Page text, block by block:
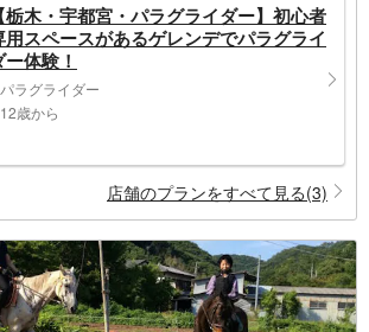
【栃木・宇都宮・パラグライダー】初心者
用スペースがあるゲレンデでパラグライ
ー体験！
パラグライダー
12歳から
店舗のプランをすべて見る(3)